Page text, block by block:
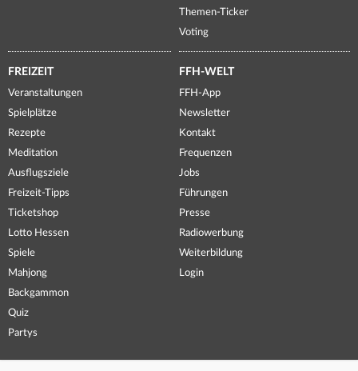
Themen-Ticker
Voting
FREIZEIT
Veranstaltungen
Spielplätze
Rezepte
Meditation
Ausflugsziele
Freizeit-Tipps
Ticketshop
Lotto Hessen
Spiele
Mahjong
Backgammon
Quiz
Partys
FFH-WELT
FFH-App
Newsletter
Kontakt
Frequenzen
Jobs
Führungen
Presse
Radiowerbung
Weiterbildung
Login